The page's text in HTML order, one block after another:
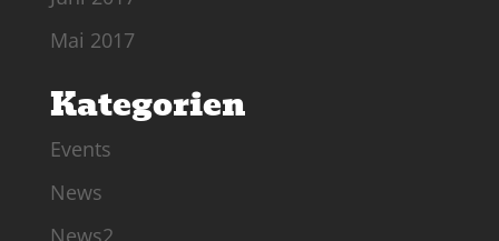
Mai 2017
Kategorien
Events
News
News2